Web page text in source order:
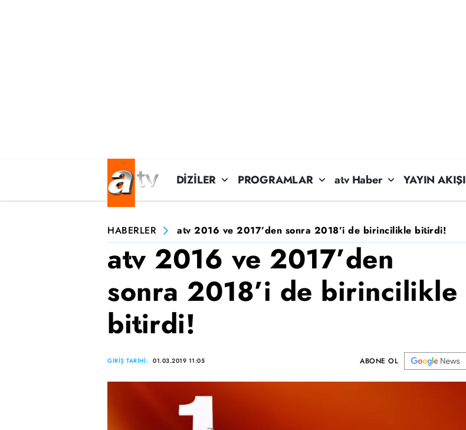
DİZİLER PROGRAMLAR atv Haber YAYIN AKIŞI
HABERLER atv 2016 ve 2017’den sonra 2018’i de birincilikle bitirdi!
atv 2016 ve 2017’den
sonra 2018’i de birincilikle
bitirdi!
GİRİŞ TARİHİ: 01.03.2019 11:05 ABONE OL